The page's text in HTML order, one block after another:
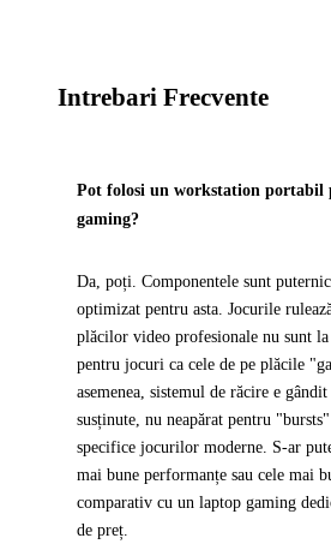
Intrebari Frecvente
Pot folosi un workstation portabil
gaming?
Da, poți. Componentele sunt
optimizat pentru asta. Jocurile
plăcilor video profesionale nu sunt
pentru jocuri ca cele de pe plăcile
asemenea, sistemul de răcire e
susținute, nu neapărat pentru
specifice jocurilor moderne. S-ar
mai bune performanțe sau cele mai
comparativ cu un laptop gaming
de preț.